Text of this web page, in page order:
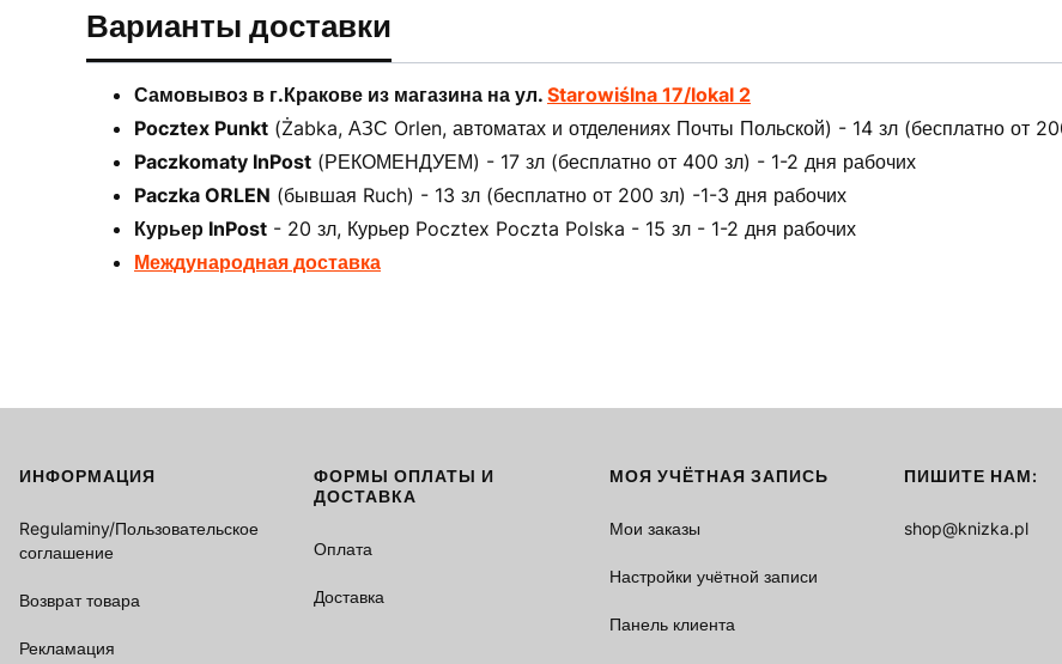
Варианты доставки
Самовывоз в г.Кракове из магазина на ул. Starowiślna 17/lokal 2
Pocztex Punkt (Żabka, АЗС Orlen, автоматах и отделениях Почты Польской) - 14 зл (бесплатно от
Paczkomaty InPost (РЕКОМЕНДУЕМ) - 17 зл (бесплатно от 400 зл) - 1-2 дня рабочих
Paczka ORLEN (бывшая Ruch) - 13 зл (бесплатно от 200 зл) -1-3 дня рабочих
Курьер InPost - 20 зл, Курьер Pocztex Poczta Polska - 15 зл - 1-2 дня рабочих
Международная доставка
Footer menu
ИНФОРМАЦИЯ
Regulaminy/Пользовательское
соглашение
Возврат товара
Рекламация
ФОРМЫ ОПЛАТЫ И
ДОСТАВКА
Оплата
Доставка
МОЯ УЧЁТНАЯ ЗАПИСЬ
Мои заказы
Настройки учётной записи
Панель клиента
ПИШИТЕ НАМ:
shop@knizka.pl